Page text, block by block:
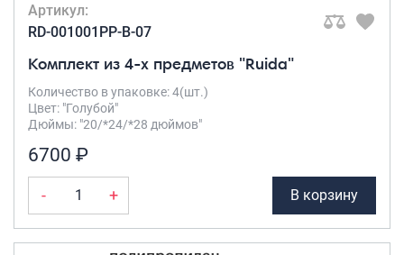
Аксессуары
Чехлы для чемоданов
Артикул:
RD-001001PP-B-07
Комплект из 4-х предметов "Ruida"
Количество в упаковке: 4(шт.)
Цвет: "Голубой"
Дюймы: "20/*24/*28 дюймов"
6700 ₽
- + В корзину